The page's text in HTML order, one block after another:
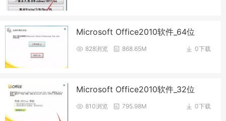
Microsoft Office2010软件_64位
0下载
828浏览 868.65M
Microsoft Office2010软件_32位
0下载
810浏览 795.98M